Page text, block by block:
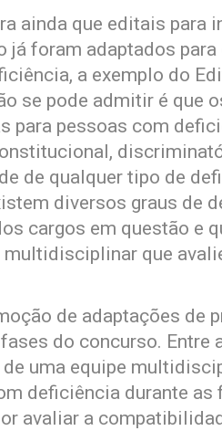
ainda que editais para
foram adaptados
a exemplo do
se pode admitir é que
para pessoas com
de qualquer tipo de
diversos graus de
cargos em questão e
multidisciplinar que
de adaptações de
do concurso. Entre
uma equipe
deficiência durante as
avaliar a